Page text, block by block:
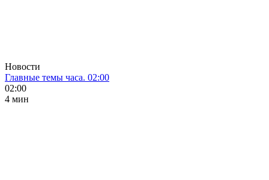
Новости
Главные темы часа. 02:00
02:00
4 мин